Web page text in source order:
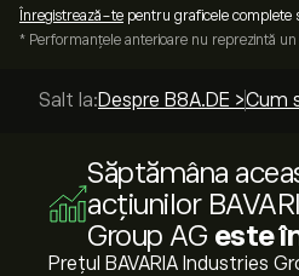
Înregistrează-te pentru graficele complete
* Performanțele anterioare nu reprezintă
Salt la:Despre B8A.DE >Cum
Săptămâna
acțiunilor
Group AG este
Prețul BAVARIA Industries